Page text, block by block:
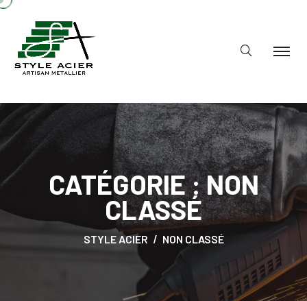
CATÉGORIE :NON
CLASSÉ
STYLE ACIER NON CLASSÉ